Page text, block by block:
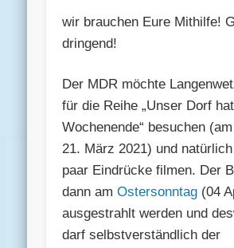
wir brauchen Eure Mithilfe!
dringend!
Der MDR möchte
für die Reihe „Unser Dorf hat
Wochenende“ besuchen
21. März 2021) und
paar Eindrücke filmen. Der
dann amOstersonntag (04
ausgestrahlt werden und
darf selbstverständlich der